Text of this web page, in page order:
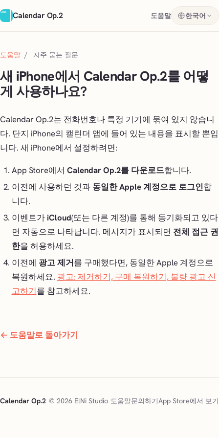
Calendar Op.2 도움말 한국어
도움말 / 자주 묻는 질문
새 iPhone에서 Calendar Op.2를 어떻
게 사용하나요?
Calendar Op.2는 전화번호나 특정 기기에 묶여 있지 않습니
다. 단지 iPhone의 캘린더 앱에 들어 있는 내용을 표시할 뿐입
니다. 새 iPhone에서 설정하려면:
App Store에서 Calendar Op.2를 다운로드합니다.
이전에 사용하던 것과 동일한 Apple 계정으로 로그인합
니다.
이벤트가 iCloud(또는 다른 계정)를 통해 동기화되고 있다
면 자동으로 나타납니다. 메시지가 표시되면 전체 접근 권
한을 허용하세요.
이전에 광고 제거를 구매했다면, 동일한 Apple 계정으로
복원하세요. 광고: 제거하기, 구매 복원하기, 불량 광고 신
고하기를 참고하세요.
← 도움말로 돌아가기
Calendar Op.2 © 2026 ElNi Studio 도움말문의하기App Store에서 보기